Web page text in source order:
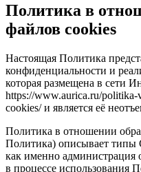
Политика в
файлов cookies
Настоящая Политика
конфиденциальности и
которая размещена в сети
https://www.aurica.ru/
cookies/ и является её
Политика в отношении
Политика) описывает типы
как именно администрация
в процессе использования